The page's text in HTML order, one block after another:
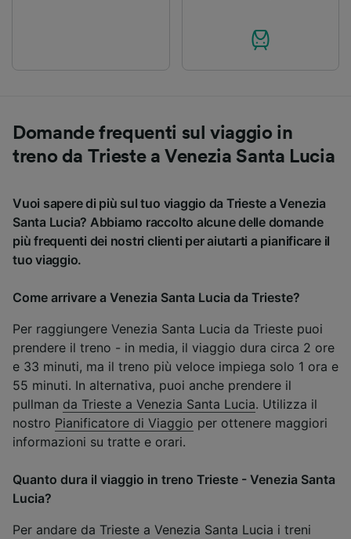
Domande frequenti sul viaggio in
treno da Trieste a Venezia Santa Lucia
Vuoi sapere di più sul tuo viaggio da Trieste a Venezia
Santa Lucia? Abbiamo raccolto alcune delle domande
più frequenti dei nostri clienti per aiutarti a pianificare il
tuo viaggio.
Come arrivare a Venezia Santa Lucia da Trieste?
Per raggiungere Venezia Santa Lucia da Trieste puoi
prendere il treno - in media, il viaggio dura circa 2 ore
e 33 minuti, ma il treno più veloce impiega solo 1 ora e
55 minuti. In alternativa, puoi anche prendere il
pullman da Trieste a Venezia Santa Lucia. Utilizza il
nostro Pianificatore di Viaggio per ottenere maggiori
informazioni su tratte e orari.
Quanto dura il viaggio in treno Trieste - Venezia Santa
Lucia?
Per andare da Trieste a Venezia Santa Lucia i treni